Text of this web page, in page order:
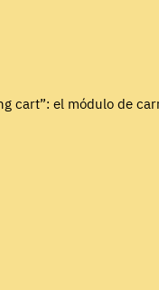
cart”: el módulo de